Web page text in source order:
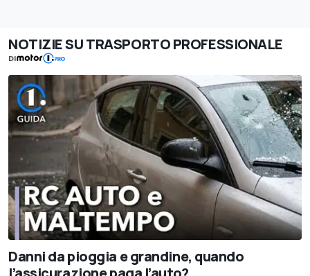
NOTIZIE SU TRASPORTO PROFESSIONALE
DI
Danni da pioggia e grandine, quando